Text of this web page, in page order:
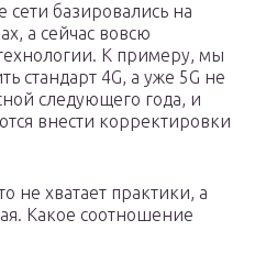
базировались на
а сейчас вовсю
К примеру, мы
стандарт 4G, а уже 5G не
следующего года, и
внести корректировки
не хватает практики, а
Какое соотношение